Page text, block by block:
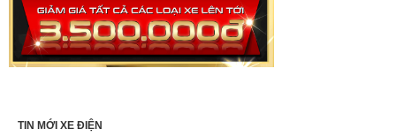
TIN MỚI XE ĐIỆN